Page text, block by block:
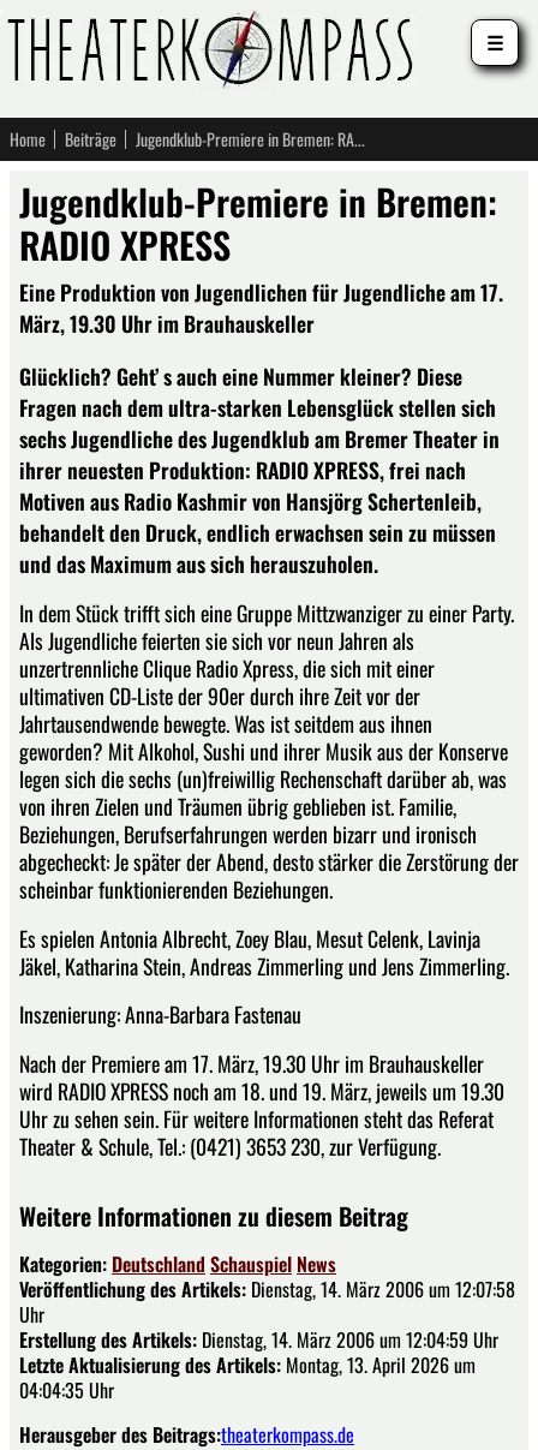
Home Beiträge Jugendklub-Premiere in Bremen: RADIO XPRESS
Jugendklub-Premiere in Bremen:
RADIO XPRESS
Eine Produktion von Jugendlichen für Jugendliche am 17.
März, 19.30 Uhr im Brauhauskeller
Glücklich? Geht’ s auch eine Nummer kleiner? Diese
Fragen nach dem ultra-starken Lebensglück stellen sich
sechs Jugendliche des Jugendklub am Bremer Theater in
ihrer neuesten Produktion: RADIO XPRESS, frei nach
Motiven aus Radio Kashmir von Hansjörg Schertenleib,
behandelt den Druck, endlich erwachsen sein zu müssen
und das Maximum aus sich herauszuholen.
In dem Stück trifft sich eine Gruppe Mittzwanziger zu einer Party.
Als Jugendliche feierten sie sich vor neun Jahren als
unzertrennliche Clique Radio Xpress, die sich mit einer
ultimativen CD-Liste der 90er durch ihre Zeit vor der
Jahrtausendwende bewegte. Was ist seitdem aus ihnen
geworden? Mit Alkohol, Sushi und ihrer Musik aus der Konserve
legen sich die sechs (un)freiwillig Rechenschaft darüber ab, was
von ihren Zielen und Träumen übrig geblieben ist. Familie,
Beziehungen, Berufserfahrungen werden bizarr und ironisch
abgecheckt: Je später der Abend, desto stärker die Zerstörung der
scheinbar funktionierenden Beziehungen.
Es spielen Antonia Albrecht, Zoey Blau, Mesut Celenk, Lavinja
Jäkel, Katharina Stein, Andreas Zimmerling und Jens Zimmerling.
Inszenierung: Anna-Barbara Fastenau
Nach der Premiere am 17. März, 19.30 Uhr im Brauhauskeller
wird RADIO XPRESS noch am 18. und 19. März, jeweils um 19.30
Uhr zu sehen sein. Für weitere Informationen steht das Referat
Theater & Schule, Tel.: (0421) 3653 230, zur Verfügung.
Weitere Informationen zu diesem Beitrag
Kategorien: Deutschland Schauspiel News
Veröffentlichung des Artikels: Dienstag, 14. März 2006 um 12:07:58
Uhr
Erstellung des Artikels: Dienstag, 14. März 2006 um 12:04:59 Uhr
Letzte Aktualisierung des Artikels: Montag, 13. April 2026 um
04:04:35 Uhr
Herausgeber des Beitrags:theaterkompass.de
☰